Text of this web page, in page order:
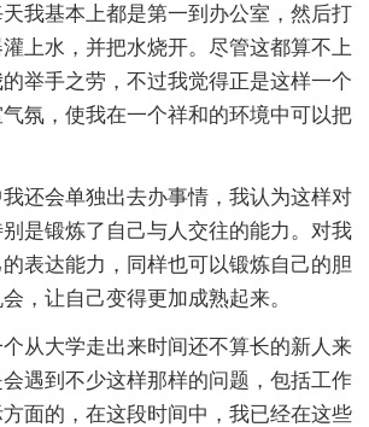
我基本上都是第一到办公室，然后打
上水，并把水烧开。尽管这都算不上
举手之劳，不过我觉得正是这样一个
氛，使我在一个祥和的环境中可以把
还会单独出去办事情，我认为这样对
是锻炼了自己与人交往的能力。对我
表达能力，同样也可以锻炼自己的胆
，让自己变得更加成熟起来。
从大学走出来时间还不算长的新人来
遇到不少这样那样的问题，包括工作
面的，在这段时间中，我已经在这些